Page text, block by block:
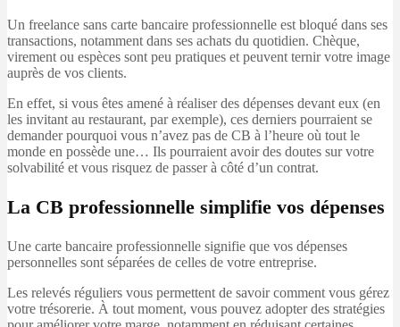
Un freelance sans carte bancaire professionnelle est bloqué dans ses
transactions, notamment dans ses achats du quotidien. Chèque,
virement ou espèces sont peu pratiques et peuvent ternir votre image
auprès de vos clients.
En effet, si vous êtes amené à réaliser des dépenses devant eux (en
les invitant au restaurant, par exemple), ces derniers pourraient se
demander pourquoi vous n’avez pas de CB à l’heure où tout le
monde en possède une… Ils pourraient avoir des doutes sur votre
solvabilité et vous risquez de passer à côté d’un contrat.
La CB professionnelle simplifie vos dépenses
Une carte bancaire professionnelle signifie que vos dépenses
personnelles sont séparées de celles de votre entreprise.
Les relevés réguliers vous permettent de savoir comment vous gérez
votre trésorerie. À tout moment, vous pouvez adopter des stratégies